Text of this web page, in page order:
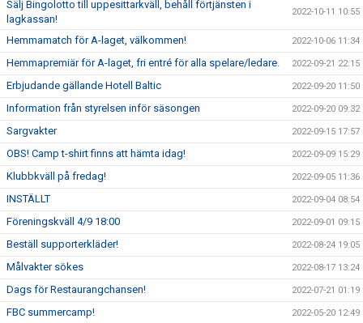
Sälj Bingolotto till uppesittarkväll, behåll förtjänsten i
lagkassan!
2022-10-11 10:55
Hemmamatch för A-laget, välkommen! 2022-10-06 11:34
Hemmapremiär för A-laget, fri entré för alla spelare/ledare. 2022-09-21 22:15
Erbjudande gällande Hotell Baltic 2022-09-20 11:50
Information från styrelsen inför säsongen 2022-09-20 09:32
Sargvakter 2022-09-15 17:57
OBS! Camp t-shirt finns att hämta idag! 2022-09-09 15:29
Klubbkväll på fredag! 2022-09-05 11:36
INSTÄLLT 2022-09-04 08:54
Föreningskväll 4/9 18:00 2022-09-01 09:15
Beställ supporterkläder! 2022-08-24 19:05
Målvakter sökes 2022-08-17 13:24
Dags för Restaurangchansen! 2022-07-21 01:19
FBC summercamp! 2022-05-20 12:49